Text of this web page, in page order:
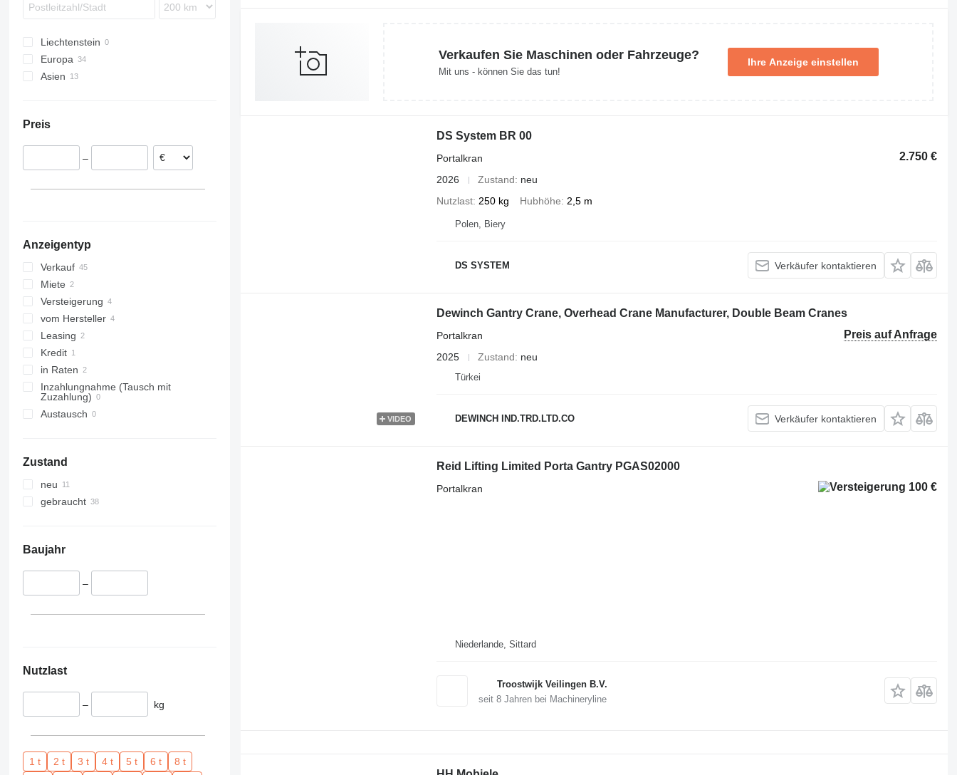
Liechtenstein
Europa
Niederlande
Norwegen
Italien
Asien
Preis
–
Anzeigentyp
Verkauf
Miete
Versteigerung
vom Hersteller
Leasing
Kredit
in Raten
Inzahlungnahme (Tausch mit
Zuzahlung)
Austausch
Zustand
neu
gebraucht
Baujahr
–
Nutzlast
– kg
1 t 2 t 3 t 4 t 5 t 6 t
8 t
Verkaufen Sie Maschinen oder Fahrzeuge?
Mit uns - können Sie das tun!
Ihre Anzeige einstellen
DS System BR 00
2.750 €
Portalkran
2026
Zustand
neu
Nutzlast 250 kg Hubhöhe 2,5 m
Polen, Biery
DS SYSTEM Verkäufer kontaktieren
VIDEO
Dewinch Gantry Crane, Overhead Crane Manufacturer, Double Beam Cranes
Preis auf Anfrage
Portalkran
2025
Zustand neu
Türkei
DEWINCH IND.TRD.LTD.CO Verkäufer kontaktieren
Reid Lifting Limited Porta Gantry PGAS02000
100 €
Portalkran
Niederlande, Sittard
Troostwijk Veilingen B.V.
seit 8Jahren bei Machineryline